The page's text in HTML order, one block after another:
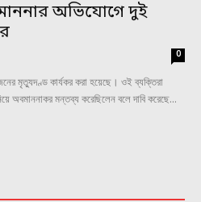
অভিযোগে দুই
0
মৃত্যুদণ্ড কার্যকর করা হয়েছে। ওই ব্যক্তিরা
অবমাননাকর মন্তব্য করেছিলেন বলে দাবি করেছে...